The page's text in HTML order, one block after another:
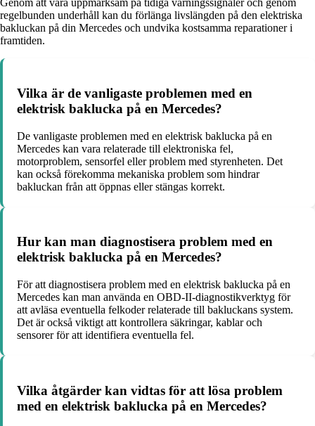
Genom att vara uppmärksam på tidiga varningssignaler och genom
regelbunden underhåll kan du förlänga livslängden på den elektriska
bakluckan på din Mercedes och undvika kostsamma reparationer i
framtiden.
Vilka är de vanligaste problemen med en
elektrisk baklucka på en Mercedes?
De vanligaste problemen med en elektrisk baklucka på en
Mercedes kan vara relaterade till elektroniska fel,
motorproblem, sensorfel eller problem med styrenheten. Det
kan också förekomma mekaniska problem som hindrar
bakluckan från att öppnas eller stängas korrekt.
Hur kan man diagnostisera problem med en
elektrisk baklucka på en Mercedes?
För att diagnostisera problem med en elektrisk baklucka på en
Mercedes kan man använda en OBD-II-diagnostikverktyg för
att avläsa eventuella felkoder relaterade till bakluckans system.
Det är också viktigt att kontrollera säkringar, kablar och
sensorer för att identifiera eventuella fel.
Vilka åtgärder kan vidtas för att lösa problem
med en elektrisk baklucka på en Mercedes?